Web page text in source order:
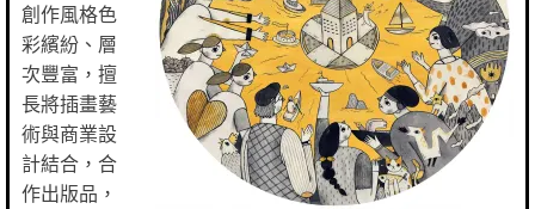
創作風格色
彩繽紛、層
次豐富，擅
長將插畫藝
術與商業設
計結合，合
作出版品，